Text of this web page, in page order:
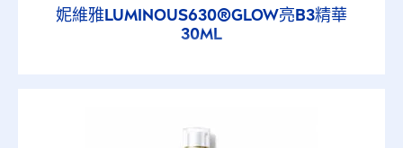
妮維雅LUMINOUS630®GLOW亮B3精華
30ML